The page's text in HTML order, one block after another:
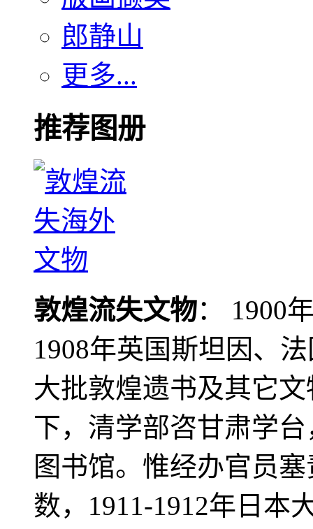
郎静山
更多...
推荐图册
敦煌流失文物： 1900
1908年英国斯坦因、
大批敦煌遗书及其它
下，清学部咨甘肃学
图书馆。惟经办官员
数，1911-1912年日本